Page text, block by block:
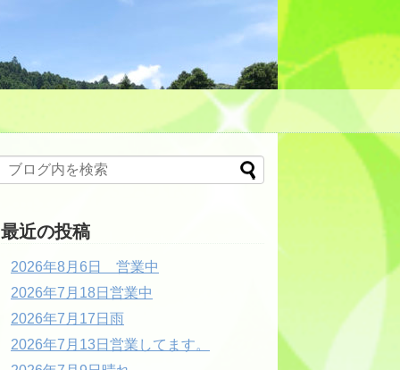
最近の投稿
2026年8月6日 営業中
2026年7月18日営業中
2026年7月17日雨
2026年7月13日営業してます。